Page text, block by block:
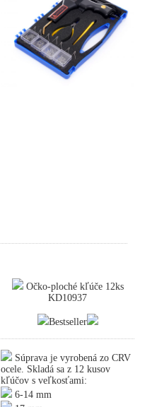
Očko-ploché kľúče 12ks
KD10937
Bestseller
Súprava je vyrobená zo CRV
ocele. Skladá sa z 12 kusov
kľúčov s veľkosťami:
6-14 mm